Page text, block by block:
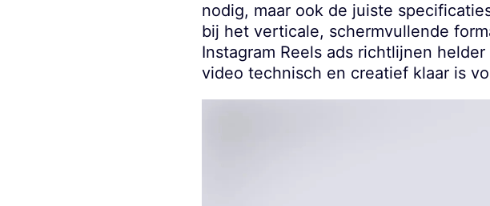
nodig, maar ook de juiste
bij het verticale, schermvullende
Instagram Reels ads richtlijnen
video technisch en creatief klaar is